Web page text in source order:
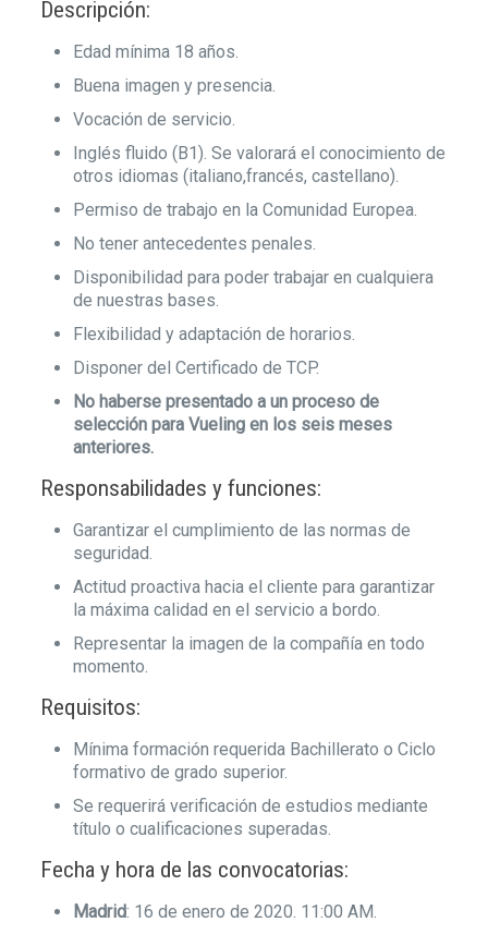
Descripción:
Edad mínima 18 años.
Buena imagen y presencia.
Vocación de servicio.
Inglés fluido (B1). Se valorará el conocimiento de
otros idiomas (italiano,francés, castellano).
Permiso de trabajo en la Comunidad Europea.
No tener antecedentes penales.
Disponibilidad para poder trabajar en cualquiera
de nuestras bases.
Flexibilidad y adaptación de horarios.
Disponer del Certificado de TCP.
No haberse presentado a un proceso de
selección para Vueling en los seis meses
anteriores.
Responsabilidades y funciones:
Garantizar el cumplimiento de las normas de
seguridad.
Actitud proactiva hacia el cliente para garantizar
la máxima calidad en el servicio a bordo.
Representar la imagen de la compañía en todo
momento.
Requisitos:
Mínima formación requerida Bachillerato o Ciclo
formativo de grado superior.
Se requerirá verificación de estudios mediante
título o cualificaciones superadas.
Fecha y hora de las convocatorias:
Madrid: 16 de enero de 2020. 11:00 AM.